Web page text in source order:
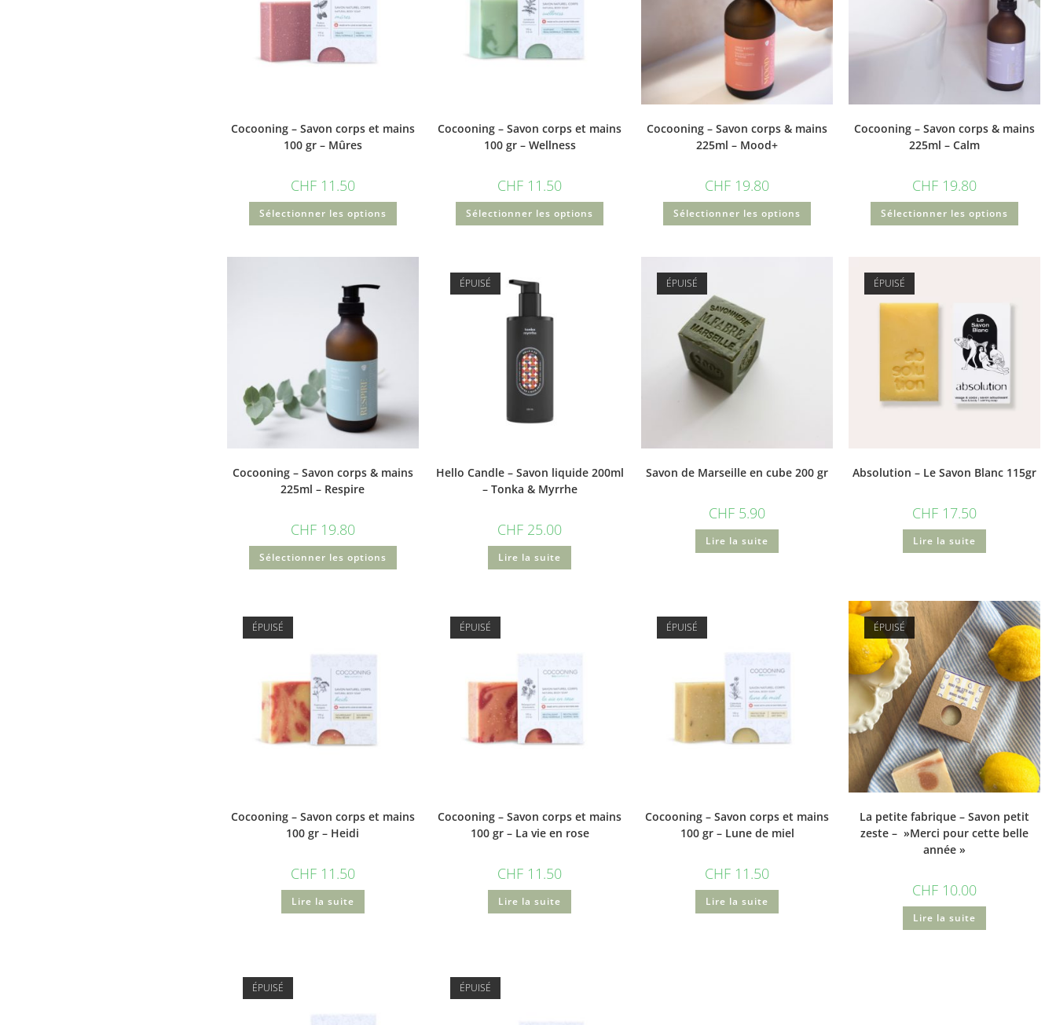
Cocooning – Savon corps et mains
100 gr – Mûres
CHF11.50
Sélectionner les options
Cocooning – Savon corps et mains
100 gr – Wellness
CHF 11.50
Sélectionner les options
Cocooning – Savon corps & mains
225ml – Mood+
CHF 19.80
Sélectionner les options
Cocooning – Savon corps & mains
225ml – Calm
CHF 19.80
Sélectionner les options
Cocooning – Savon corps & mains
225ml – Respire
CHF19.80
Sélectionner les options
ÉPUISÉ
Hello Candle – Savon liquide 200ml
– Tonka & Myrrhe
CHF 25.00
Lire la suite
ÉPUISÉ
Savon de Marseille en cube 200 gr
CHF 5.90
Lire la suite
ÉPUISÉ
Absolution – Le Savon Blanc 115gr
CHF 17.50
Lire la suite
ÉPUISÉ
Cocooning – Savon corps et mains
100 gr – Heidi
CHF11.50
Lire la suite
ÉPUISÉ
Cocooning – Savon corps et mains
100 gr – La vie en rose
CHF 11.50
Lire la suite
ÉPUISÉ
Cocooning – Savon corps et mains
100 gr – Lune de miel
CHF 11.50
Lire la suite
ÉPUISÉ
La petite fabrique – Savon petit
zeste – »Merci pour cette belle
année »
CHF 10.00
Lire la suite
ÉPUISÉ ÉPUISÉ